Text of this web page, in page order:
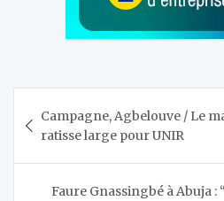
de
l’article
Campagne, Agbelouve / Le
ratisse large pour UNIR
Faure Gnassingbé à Abuja